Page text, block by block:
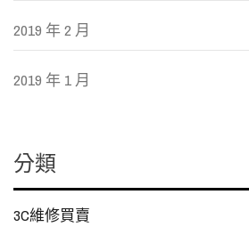
2019 年 2 月
2019 年 1 月
分類
3C維修買賣